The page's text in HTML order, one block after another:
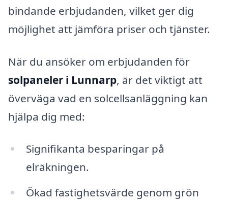
bindande erbjudanden, vilket ger dig
möjlighet att jämföra priser och tjänster.
När du ansöker om erbjudanden för
solpaneler i Lunnarp, är det viktigt att
överväga vad en solcellsanläggning kan
hjälpa dig med:
Signifikanta besparingar på
elräkningen.
Ökad fastighetsvärde genom grön